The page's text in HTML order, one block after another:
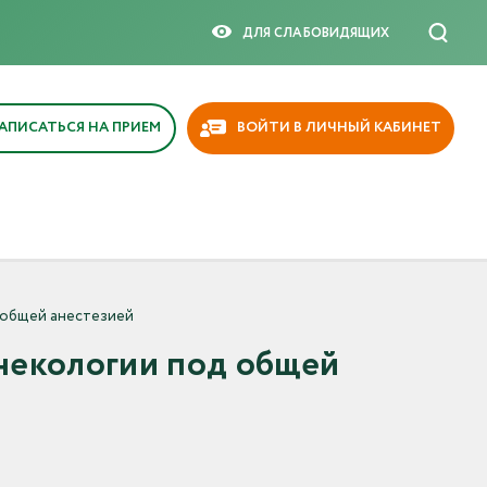
ДЛЯ СЛАБОВИДЯЩИX
НА ПРИЕМ ВОЙТИ В ЛИЧНЫЙ КАБИНЕТ
анестезией
под общей